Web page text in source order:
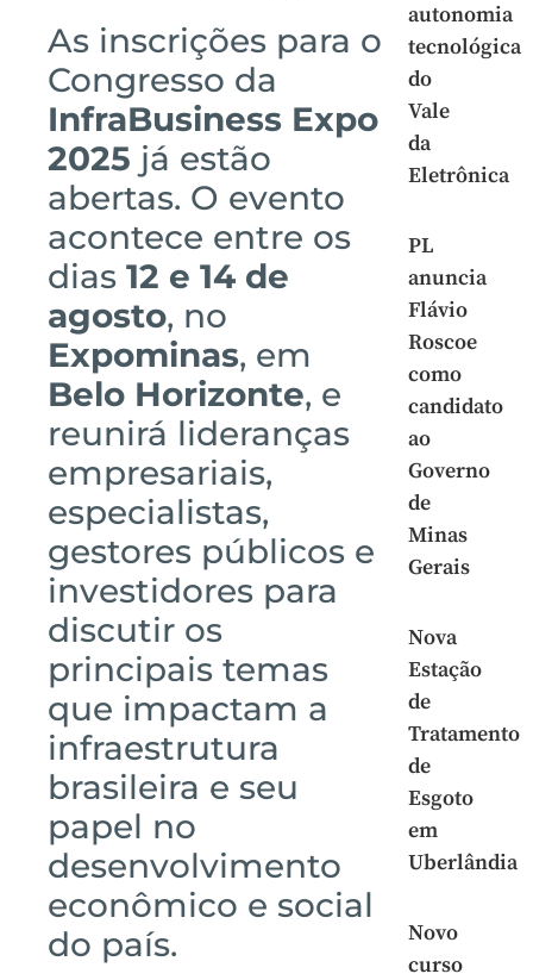
As inscrições para o
Congresso da
InfraBusiness Expo
2025 já estão
abertas. O evento
acontece entre os
dias 12 e 14 de
agosto, no
Expominas, em
Belo Horizonte, e
reunirá lideranças
empresariais,
especialistas,
gestores públicos e
investidores para
discutir os
principais temas
que impactam a
infraestrutura
brasileira e seu
papel no
desenvolvimento
econômico e social
do país.
autonomia
tecnológica
do
Vale
da
Eletrônica
PL
anuncia
Flávio
Roscoe
como
candidato
ao
Governo
de
Minas
Gerais
Nova
Estação
de
Tratamento
de
Esgoto
em
Uberlândia
Novo
curso